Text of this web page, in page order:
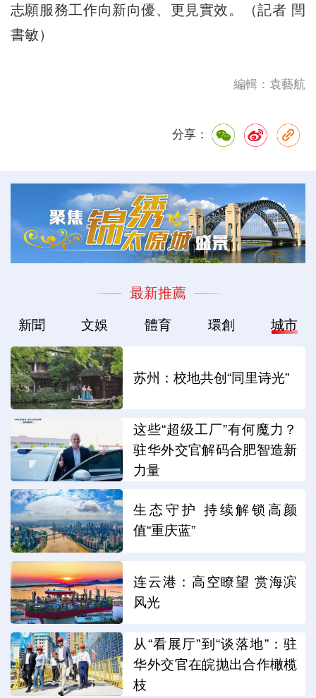
志願服務工作向新向優、更見實效。（記者 閆
書敏）
編輯：袁藝航
分享：
最新推薦
新聞 文娛 體育 環創 城市
苏州：校地共创“同里诗光”
这些“超级工厂”有何魔力？
驻华外交官解码合肥智造新
力量
生态守护 持续解锁高颜
值“重庆蓝”
连云港：高空瞭望 赏海滨
风光
从“看展厅”到“谈落地”：驻
华外交官在皖抛出合作橄榄
枝